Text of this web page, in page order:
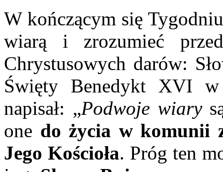
W kończącym się
wiarą i zrozumieć
Chrystusowych darów:
Święty Benedykt XVI
napisał: „Podwoje wiary
one do życia w komunii
Jego Kościoła. Próg ten